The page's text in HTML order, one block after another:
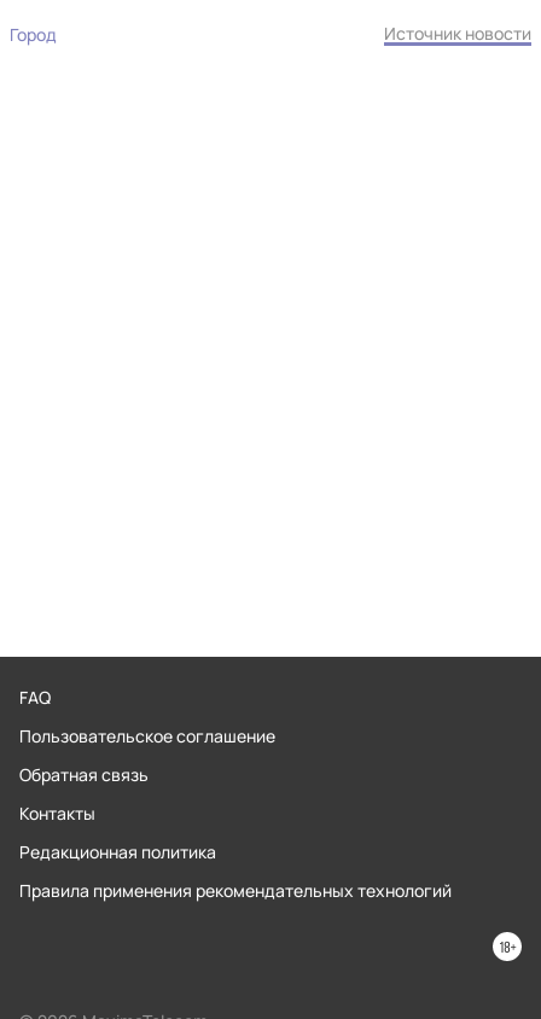
Город Источник новости
FAQ
Пользовательское соглашение
Обратная связь
Контакты
Редакционная политика
Правила применения рекомендательных технологий